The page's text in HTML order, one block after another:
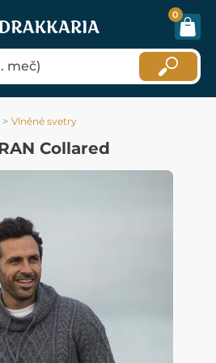
0
Vlněné svetry
Collared